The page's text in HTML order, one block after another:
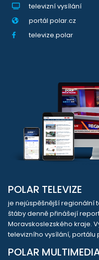
televizní vysílání
portál polar.cz
televize.polar
POLAR TELEVIZE
je nejúspěšnější regionální
štáby denně přinášejí
Moravskoslezského kraje.
televizního vysílání, portálu
POLAR